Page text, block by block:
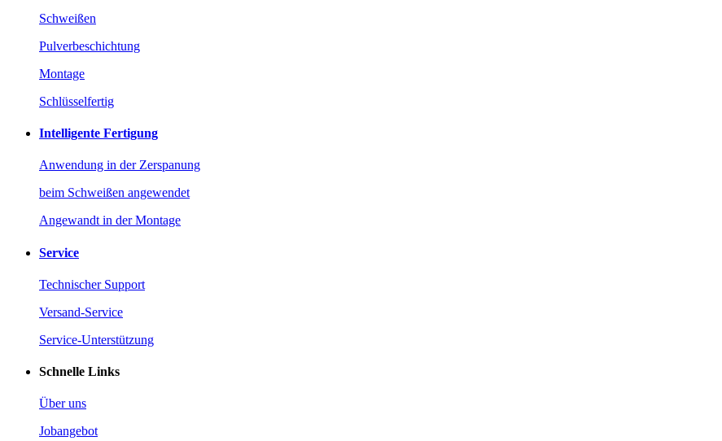
Schweißen
Pulverbeschichtung
Montage
Schlüsselfertig
Intelligente Fertigung
Anwendung in der Zerspanung
beim Schweißen angewendet
Angewandt in der Montage
Service
Technischer Support
Versand-Service
Service-Unterstützung
Schnelle Links
Über uns
Jobangebot